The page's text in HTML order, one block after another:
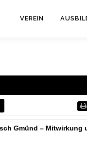
VEREIN
Gmünd – Mitwirkung